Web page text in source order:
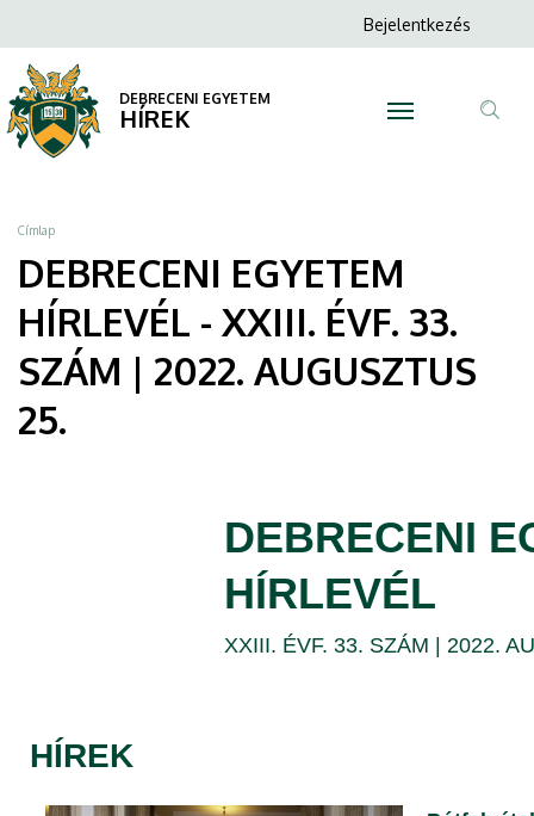
EGYETEM
HÍRLEVÉL
XXIII.
ÉVF.
33.
SZÁM
a
tartalomra
Anonim
menüje
Bejelentkezés
DEBRECENI EGYETEM
HÍREK
Morzsa
Címlap
DEBRECENI EGYETEM
HÍRLEVÉL - XXIII. ÉVF. 33.
SZÁM | 2022. AUGUSZTUS
25.
DEBRECENI
HÍRLEVÉL
XXIII. ÉVF. 33. SZÁM | 2022.
HÍREK